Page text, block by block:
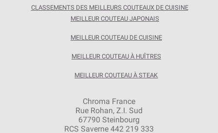
CLASSEMENTS DES MEILLEURS COUTEAUX DE CUISINE
MEILLEUR COUTEAU JAPONAIS
MEILLEUR COUTEAU DE CUISINE
MEILLEUR COUTEAU À HUÎTRES
MEILLEUR COUTEAU À STEAK
Chroma France
Rue Rohan, Z.I. Sud
67790 Steinbourg
RCS Saverne 442 219 333